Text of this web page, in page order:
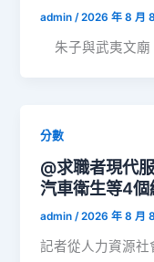
admin /2026 年 8 月
朱子與武夷文廟
分數
@求職者現代
汽車衛生等4個
admin/2026 年 8 月
記者從人力資源